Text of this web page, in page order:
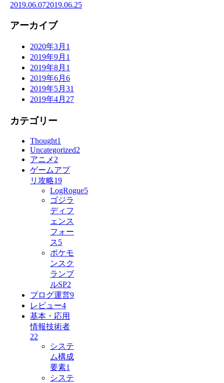
2019.06.072019.06.25
アーカイブ
2020年3月 1
2019年9月 1
2019年8月 1
2019年6月6
2019年5月31
2019年4月 27
カテゴリー
Thought1
Uncategorized2
アニメ 2
ゲームアプ
リ攻略19
LogRogue5
ゴジラ
ディフ
ェンス
フォー
ス5
ポケモ
ンスク
ランブ
ルSP2
ブログ運営9
レビュー4
基本・応用
情報技術者
22
システ
ム構成
要素1
システ